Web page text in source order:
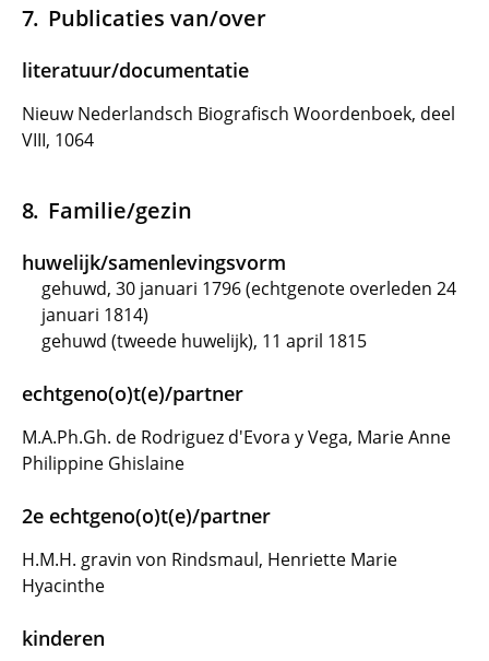
Publicaties van/over
literatuur/documentatie
Nieuw Nederlandsch Biografisch Woordenboek, deel
VIII, 1064
Familie/gezin
huwelijk/samenlevingsvorm
gehuwd, 30 januari 1796 (echtgenote overleden 24
januari 1814)
gehuwd (tweede huwelijk), 11 april 1815
echtgeno(o)t(e)/partner
M.A.Ph.Gh. de Rodriguez d'Evora y Vega, Marie Anne
Philippine Ghislaine
2e echtgeno(o)t(e)/partner
H.M.H. gravin von Rindsmaul, Henriette Marie
Hyacinthe
kinderen